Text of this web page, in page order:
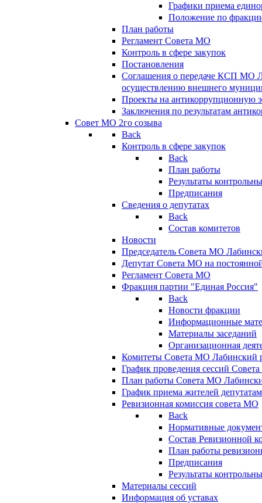
Графики приема
Положение по
План работы
Регламент Совета МО
Контроль в сфере закупок
Постановления
Соглашения о передаче КСП МО
осуществлению внешнего
Проекты на антикоррупционную
Заключения по результатам
Совет МО 2го созыва
Back
Контроль в сфере закупок
Back
План работы
Результаты
Предписания
Сведения о депутатах
Back
Состав комитетов
Новости
Председатель Совета МО
Депутат Совета МО на
Регламент Совета МО
Фракция партии "Единая Россия"
Back
Новости фракции
Информационные
Материалы заседаний
Организационная
Комитеты Совета МО Лабинский
График проведения сессий
План работы Совета МО
График приема жителей
Ревизионная комиссия совета МО
Back
Нормативные
Состав Ревизионной
План работы
Предписания
Результаты
Материалы сессий
Информация об уставах